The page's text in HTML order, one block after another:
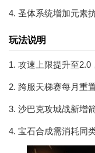
4. 圣体系统增加元素
玩法说明
1. 攻速上限提升至2.0
2. 跨服天梯赛每月重
3. 沙巴克攻城战新增
4. 宝石合成需消耗同